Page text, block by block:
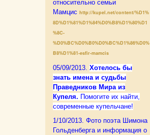
относительно семьи
Мамцис http://kupel.net/content/%D1%
8D%D1%81%D1%84%D0%B8%D1%80%D1
%8C-
%D0%BC%D0%B0%D0%BC%D1%86%D0%
B8%D1%81-esfir-mamcis
05/09/2013. Xотелось бы
знать имена и судьбы
Праведников Мира из
Купеля. Помогите их найти,
современные купельчане!
1/10/2013. Фото поэта Шимона
Гольденберга и информация о